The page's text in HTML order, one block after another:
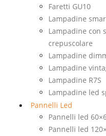
Faretti GU10
Lampadine
Lampadine con
crepuscolare
Lampadine
Lampadine
Lampadine R7S
Lampadine led
Pannelli Led
Pannelli led
Pannelli led